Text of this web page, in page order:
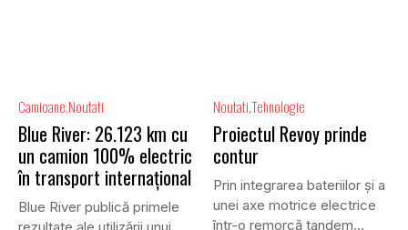
Camioane Noutati
Blue River: 26.123 km cu
un camion 100% electric
în transport internațional
Blue River publică primele
rezultate ale utilizării unui
NoutatiTehnologie
Proiectul Revoy prinde
contur
Prin integrarea bateriilor și a
unei axe motrice electrice
într-o remorcă tandem...